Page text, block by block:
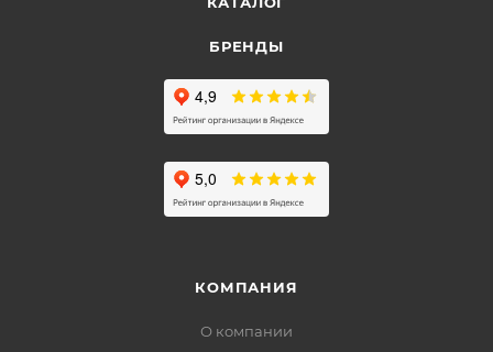
БРЕНДЫ
КОМПАНИЯ
О компании